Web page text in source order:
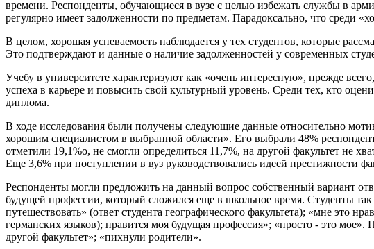
времени. Респонденты, обучающиеся в вузе с целью избежать службы в
регулярно имеет задолженности по предметам. Парадоксально, что среди
В целом, хорошая успеваемость наблюдается у тех студентов, которые
Это подтверждают и данные о наличие задолженностей у современных
Учебу в университете характеризуют как «очень интересную», прежде
успеха в карьере и повысить свой культурный уровень. Среди тех, кто
диплома.
В ходе исследования были получены следующие данные относительно
хорошим специалистом в выбранной области». Его выбрали 48%
отметили 19,1%о, не смогли определиться 11,7%, на другой факультет не
Еще 3,6% при поступлении в вуз руководствовались идеей престижности
Респонденты могли предложить на данный вопрос собственный вариант
будущей профессии, который сложился еще в школьное время. Студенты
путешествовать» (ответ студента географического факультета); «мне это
германских языков); нравится моя будущая профессия»; «просто - это
другой факультет»; «пихнули родители».